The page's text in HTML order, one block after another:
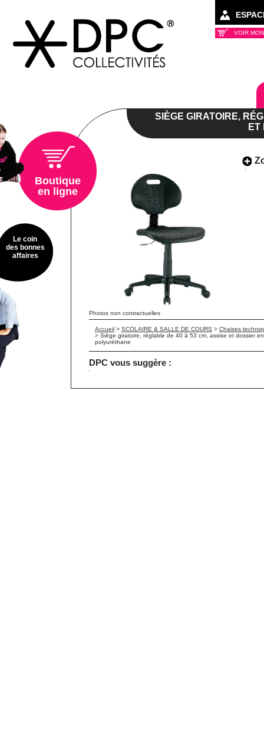
VOIR
SIÈGE GIRATOIRE,
ET
Photos non contractuelles
Accueil > SCOLAIRE & SALLE DE COURS > Chaises
> Siège giratoire, réglable de 40 à 53 cm, assise et dossier en
polyuréthane
DPC vous suggère :
Boutique
en ligne
Le coin
des bonnes
affaires